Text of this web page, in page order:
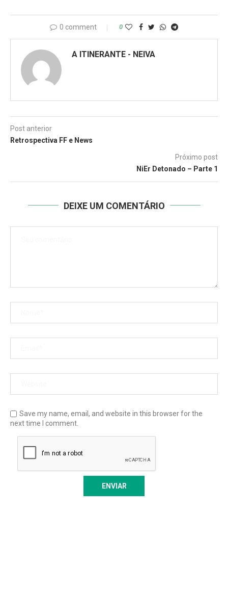
0 comment 0
A ITINERANTE - NEIVA
Post anterior
Retrospectiva FF e News
Próximo post
NiEr Detonado – Parte 1
DEIXE UM COMENTÁRIO
Save my name, email, and website in this browser for the
next time I comment.